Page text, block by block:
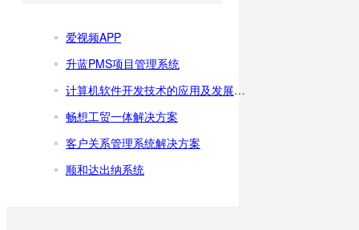
爱视频APP
升蓝PMS项目管理系统
计算机软件开发技术的应用及发展趋势
畅想工贸一体解决方案
客户关系管理系统解决方案
顺和达出纳系统